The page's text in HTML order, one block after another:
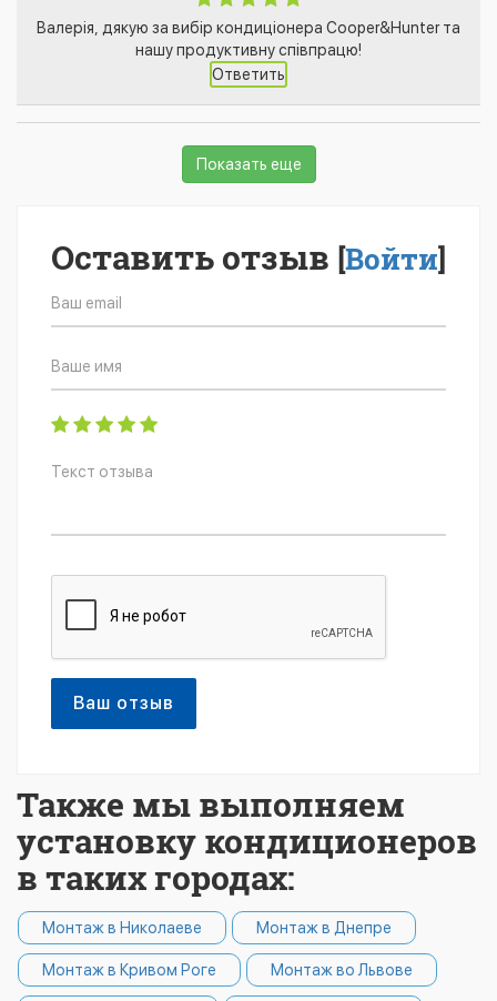
Валерія, дякую за вибір кондиціонера Cooper&Hunter та
нашу продуктивну співпрацю!
Ответить
Показать еще
Оставить отзыв [Войти]
Ваш отзыв
Также мы выполняем
установку кондиционеров
в таких городах:
Монтаж в Николаеве Монтаж в Днепре
Монтаж в Кривом Роге Монтаж во Львове